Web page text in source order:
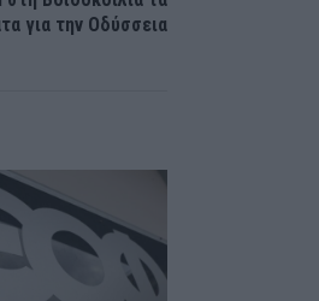
για την Οδύσσεια